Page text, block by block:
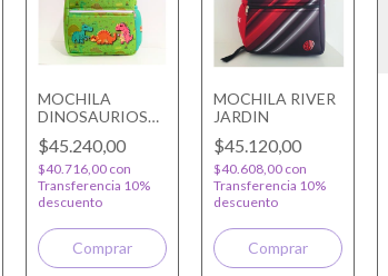
MOCHILA
DINOSAURIOS
JARDIN
$45.240,00
$40.716,00 con
Transferencia 10%
descuento
MOCHILA RIVER
JARDIN
$45.120,00
$40.608,00 con
Transferencia 10%
descuento